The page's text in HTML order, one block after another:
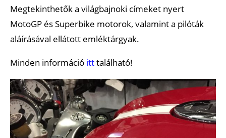
Megtekinthetők a világbajnoki címeket nyert
MotoGP és Superbike motorok, valamint a pilóták
aláírásával ellátott emléktárgyak.
Minden információ itttalálható!